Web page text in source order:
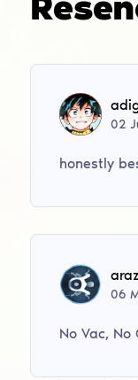
02
honestly
06
No Vac, No